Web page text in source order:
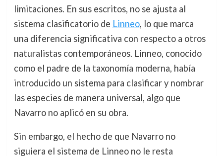
limitaciones. En sus escritos, no se ajusta al
sistema clasificatorio de Linneo, lo que marca
una diferencia significativa con respecto a otros
naturalistas contemporáneos. Linneo, conocido
como el padre de la taxonomía moderna, había
introducido un sistema para clasificar y nombrar
las especies de manera universal, algo que
Navarro no aplicó en su obra.
Sin embargo, el hecho de que Navarro no
siguiera el sistema de Linneo no le resta